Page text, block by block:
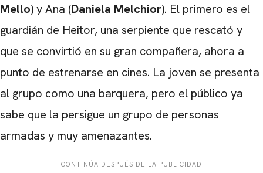
Mello) y Ana (Daniela Melchior). El primero es el
guardián de Heitor, una serpiente que rescató y
que se convirtió en su gran compañera, ahora a
punto de estrenarse en cines. La joven se presenta
al grupo como una barquera, pero el público ya
sabe que la persigue un grupo de personas
armadas y muy amenazantes.
CONTINÚA DESPUÉS DE LA PUBLICIDAD